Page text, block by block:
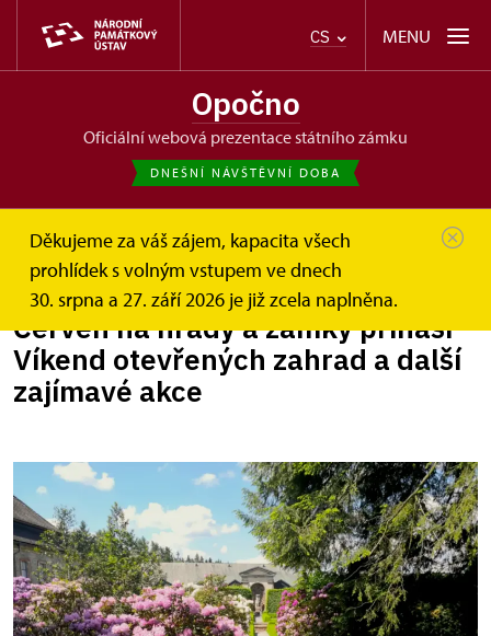
CS MENU
Opočno
oficiální webová prezentace státního zámku
DNEŠNÍ NÁVŠTĚVNÍ DOBA
Děkujeme za váš zájem, kapacita všech
prohlídek s volným vstupem ve dnech
30. srpna a 27. září 2026 je již zcela naplněna.
Opočno Zprávy Červen na hrady a zámky přináší...
Červen na hrady a zámky přináší
Víkend otevřených zahrad a další
zajímavé akce